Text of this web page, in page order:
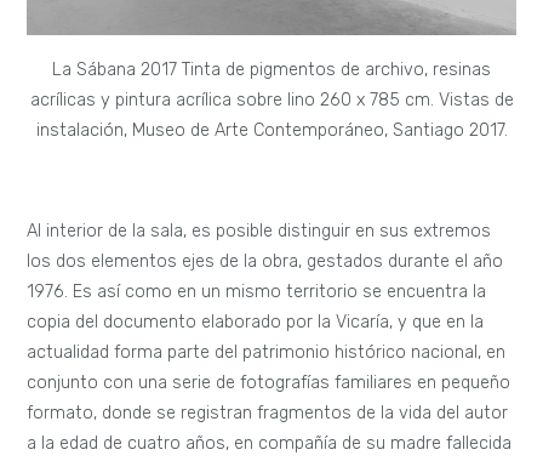
La Sábana 2017 Tinta de pigmentos de archivo, resinas
acrílicas y pintura acrílica sobre lino 260 x 785 cm. Vistas de
instalación, Museo de Arte Contemporáneo, Santiago 2017.
Al interior de la sala, es posible distinguir en sus extremos
los dos elementos ejes de la obra, gestados durante el año
1976. Es así como en un mismo territorio se encuentra la
copia del documento elaborado por la Vicaría, y que en la
actualidad forma parte del patrimonio histórico nacional, en
conjunto con una serie de fotografías familiares en pequeño
formato, donde se registran fragmentos de la vida del autor
a la edad de cuatro años, en compañía de su madre fallecida